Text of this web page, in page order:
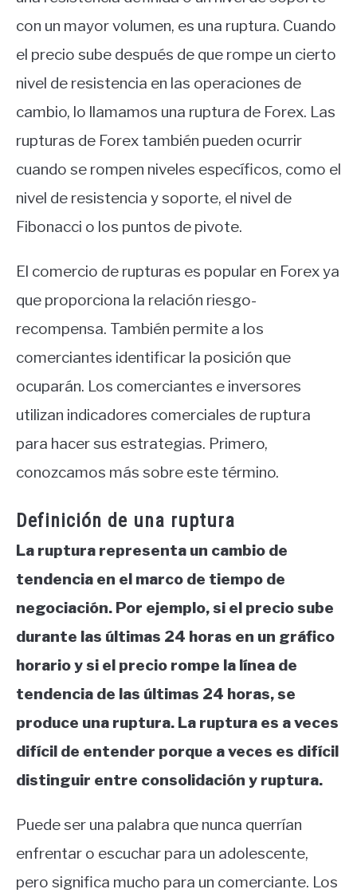
con un mayor volumen, es una ruptura. Cuando
el precio sube después de que rompe un cierto
nivel de resistencia en las operaciones de
cambio, lo llamamos una ruptura de Forex. Las
rupturas de Forex también pueden ocurrir
cuando se rompen niveles específicos, como el
nivel de resistencia y soporte, el nivel de
Fibonacci o los puntos de pivote.
El comercio de rupturas es popular en Forex ya
que proporciona la relación riesgo-
recompensa. También permite a los
comerciantes identificar la posición que
ocuparán. Los comerciantes e inversores
utilizan indicadores comerciales de ruptura
para hacer sus estrategias. Primero,
conozcamos más sobre este término.
Definición de una ruptura
La ruptura representa un cambio de
tendencia en el marco de tiempo de
negociación. Por ejemplo, si el precio sube
durante las últimas 24 horas en un gráfico
horario y si el precio rompe la línea de
tendencia de las últimas 24 horas, se
produce una ruptura. La ruptura es a veces
difícil de entender porque a veces es difícil
distinguir entre consolidación y ruptura.
Puede ser una palabra que nunca querrían
enfrentar o escuchar para un adolescente,
pero significa mucho para un comerciante. Los